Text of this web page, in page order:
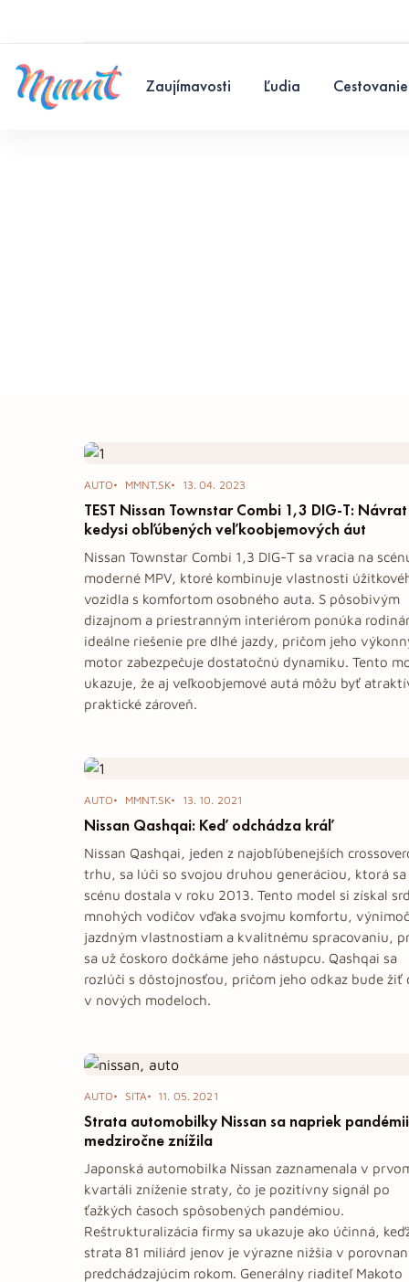
Zaujímavosti Ľudia Cestovanie
AUTO MMNT.SK 13. 04. 2023
TEST Nissan Townstar Combi 1,3 DIG-T: Návrat
kedysi obľúbených veľkoobjemových áut
Nissan Townstar Combi 1,3 DIG-T sa vracia na
moderné MPV, ktoré kombinuje vlastnosti
vozidla s komfortom osobného auta. S pôsobivým
dizajnom a priestranným interiérom ponúka
ideálne riešenie pre dlhé jazdy, pričom jeho
motor zabezpečuje dostatočnú dynamiku. Tento
ukazuje, že aj veľkoobjemové autá môžu byť
praktické zároveň.
AUTO MMNT.SK 13. 10. 2021
Nissan Qashqai: Keď odchádza kráľ
Nissan Qashqai, jeden z najobľúbenejších
trhu, sa lúči so svojou druhou generáciou, ktorá sa
scénu dostala v roku 2013. Tento model si získal
mnohých vodičov vďaka svojmu komfortu,
jazdným vlastnostiam a kvalitnému spracovaniu,
sa už čoskoro dočkáme jeho nástupcu. Qashqai sa
rozlúči s dôstojnosťou, pričom jeho odkaz bude žiť
v nových modeloch.
AUTO SITA 11. 05. 2021
Strata automobilky Nissan sa napriek pandémii
medziročne znížila
Japonská automobilka Nissan zaznamenala v
kvartáli zníženie straty, čo je pozitívny signál po
ťažkých časoch spôsobených pandémiou.
Reštrukturalizácia firmy sa ukazuje ako účinná,
strata 81 miliárd jenov je výrazne nižšia v
predchádzajúcim rokom. Generálny riaditeľ Makoto